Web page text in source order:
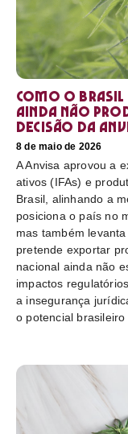
Como o
ainda não
decisão da
8 de maio de 2026
A Anvisa aprovou a
ativos (IFAs) e
Brasil, alinhando a
posiciona o país no
mas também
pretende exportar
nacional ainda não
impactos
a insegurança
o potencial brasileiro